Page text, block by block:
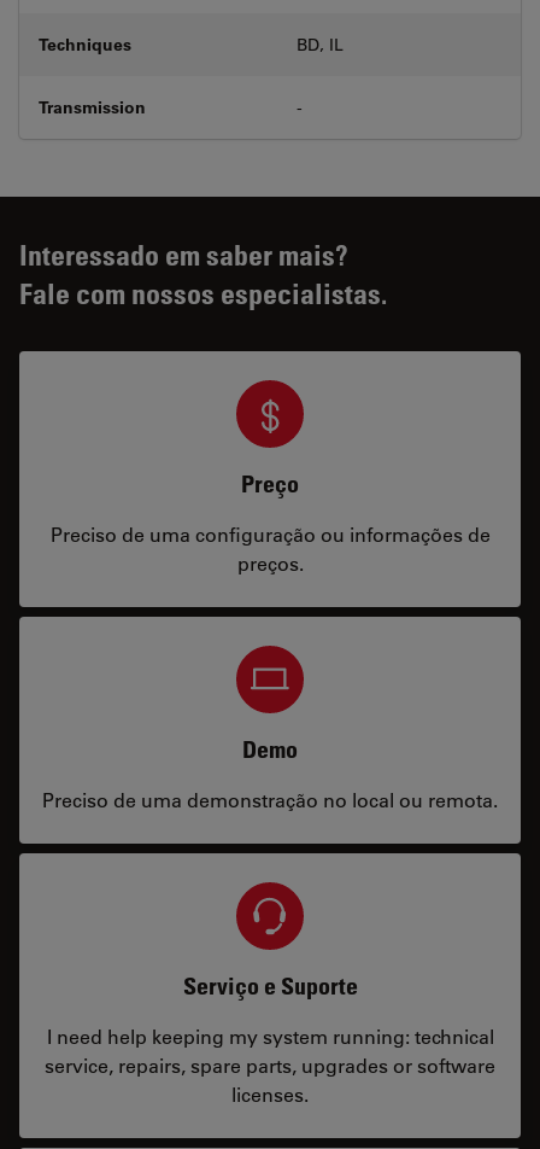
Techniques BD, IL
Transmission -
Interessado em saber mais?
Fale com nossos especialistas.
Preço
Preciso de uma configuração ou informações de
preços.
Demo
Preciso de uma demonstração no local ou remota.
Serviço e Suporte
I need help keeping my system running: technical
service, repairs, spare parts, upgrades or software
licenses.